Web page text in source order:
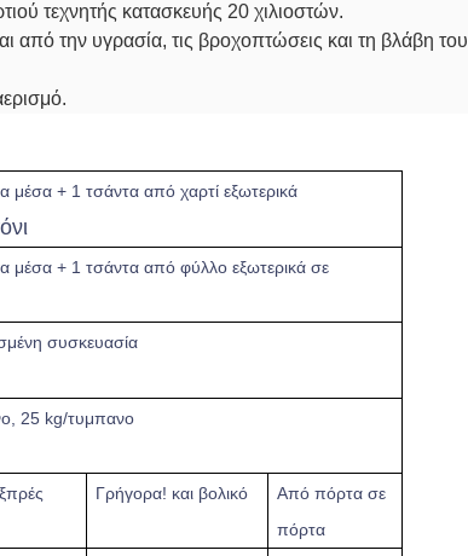
τεχνητής κατασκευής 20 χιλιοστών.
από την υγρασία, τις βροχοπτώσεις και τη βλάβη του
μέσα + 1 τσάντα από χαρτί εξωτερικά
μέσα + 1 τσάντα από φύλλο εξωτερικά σε
συσκευασία
25 kg/τυμπανο
Γρήγορα! και βολικό
Από πόρτα σε
πόρτα